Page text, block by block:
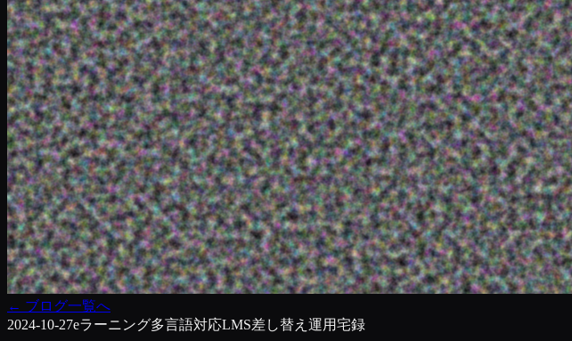
← ブログ一覧へ
2024-10-27eラーニング多言語対応LMS差し替え運用宅録